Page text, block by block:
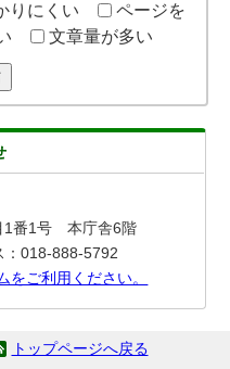
りにくい
ページを
文章量が多い
1番1号 本庁舎6階
018-888-5792
をご利用ください。
トップページへ戻る